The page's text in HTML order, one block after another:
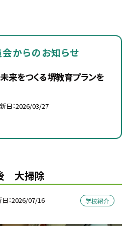
からのお知らせ
をつくる堺教育プランを
日 2026/03/27
大掃除
日 2026/07/16 学校紹介